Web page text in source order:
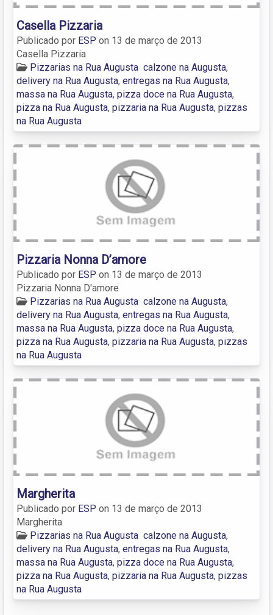
Casella Pizzaria
Publicado por ESP on 13 de março de 2013
Casella Pizzaria
Pizzarias na Rua Augusta calzone na Augusta,
delivery na Rua Augusta, entregas na Rua Augusta,
massa na Rua Augusta, pizza doce na Rua Augusta,
pizza na Rua Augusta, pizzaria na Rua Augusta, pizzas
na Rua Augusta
Pizzaria Nonna D’amore
Publicado por ESP on 13 de março de 2013
Pizzaria Nonna D'amore
Pizzarias na Rua Augusta calzone na Augusta,
delivery na Rua Augusta, entregas na Rua Augusta,
massa na Rua Augusta, pizza doce na Rua Augusta,
pizza na Rua Augusta, pizzaria na Rua Augusta, pizzas
na Rua Augusta
Margherita
Publicado por ESP on 13 de março de 2013
Margherita
Pizzarias na Rua Augusta calzone na Augusta,
delivery na Rua Augusta, entregas na Rua Augusta,
massa na Rua Augusta, pizza doce na Rua Augusta,
pizza na Rua Augusta, pizzaria na Rua Augusta, pizzas
na Rua Augusta